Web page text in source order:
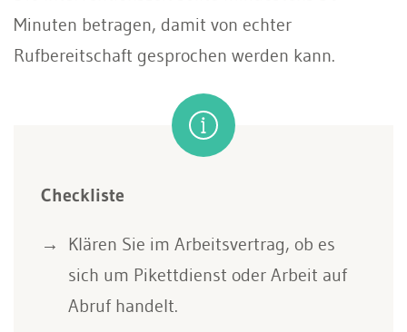
Minuten betragen, damit von echter
Rufbereitschaft gesprochen werden kann.
Checkliste
Klären Sie im Arbeitsvertrag, ob es
sich um Pikettdienst oder Arbeit auf
Abruf handelt.